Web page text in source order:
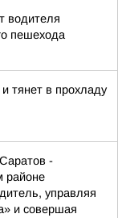
водителя
пешехода
тянет в прохладу
-
районе
управляя
и совершая